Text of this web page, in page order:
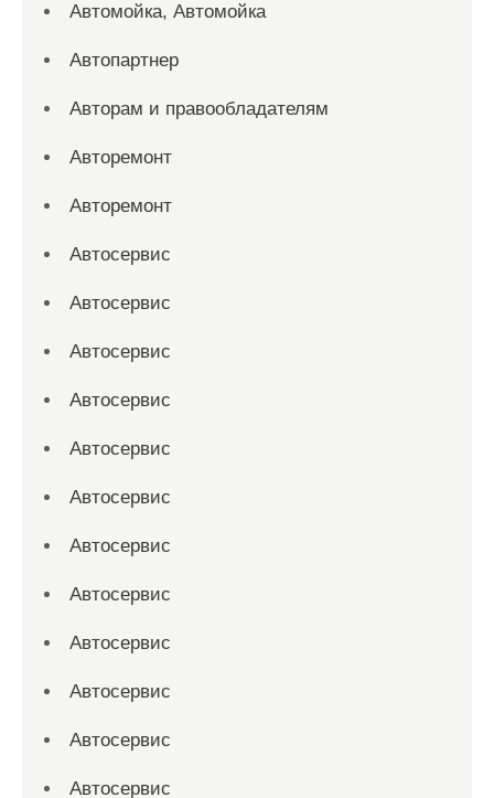
Автомойка, Автомойка
Автопартнер
Авторам и правообладателям
Авторемонт
Авторемонт
Автосервис
Автосервис
Автосервис
Автосервис
Автосервис
Автосервис
Автосервис
Автосервис
Автосервис
Автосервис
Автосервис
Автосервис